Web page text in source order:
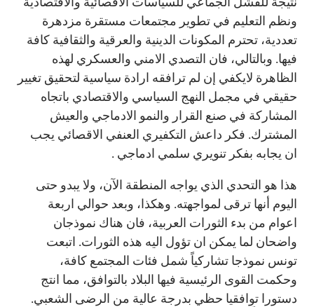
ونظم التعليم في تطوير مجتمعات مستقرة مزدهرة
تعددية، تحترم المكونات الدينية والعرقية والثقافية كافة
فيها. وبالتالي، فان التصدي الامني والعسكري لهذه
الظاهرة لايكفي إن لم ترافقه ارادة سياسية لتحقيق تغيير
حقيقي في مجمل النهج السياسي والاقتصادي باتجاه
المشاركة في صنع القرار والنمو الادماجي والعيش
المشترك. فكر داعش التكفيري العنفي الاقصائي يجب
ان يجابه بفكر تنويري سلمي ادماجي .
هذا هو التحدي الذي يواجه المنطقة الآن، ولا يبدو حتى
اليوم أنها ترقى لمواجهته. وهكذا، وبعد حوالي اربعة
اعوام من بدء الثورات العربية، فان هناك نموذجان
واضحان لما يمكن ان تؤول اليه هذه الثورات. اتبعت
تونس نموذجا تشاركياً شمل فئات المجتمع كافة،
وحكمت القوى الرئيسية فيها البلاد بالتوافق، مما انتج
دستورا توافقيا حظي بدرجة عالية من الرضى الشعبي.